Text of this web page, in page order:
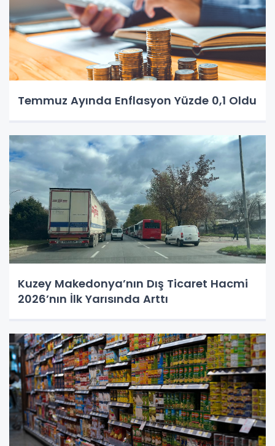
Temmuz Ayında Enflasyon Yüzde 0,1 Oldu
Kuzey Makedonya’nın Dış Ticaret Hacmi
2026’nın İlk Yarısında Arttı